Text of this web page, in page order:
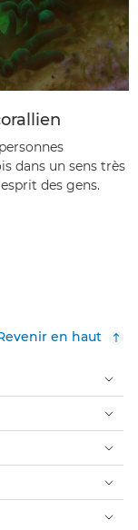
dans un sens très
des gens.
en haut